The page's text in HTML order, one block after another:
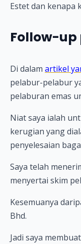
Estet dan kenapa
Follow-up
Di dalam artikel
pelabur-pelabur
pelaburan emas
Niat saya ialah
kerugian yang
penyelesaian
Saya telah
menyertai skim
Kesemuanya
Bhd.
Jadi saya